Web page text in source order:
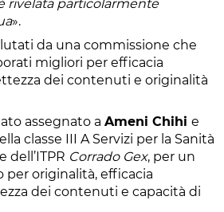
rivelata particolarmente
».
da una commissione che
migliori per efficacia
dei contenuti e originalità
assegnato a Ameni Chihi e
classe III A Servizi per la Sanità
dell’ITPR Corrado Gex, per un
per originalità, efficacia
dei contenuti e capacità di